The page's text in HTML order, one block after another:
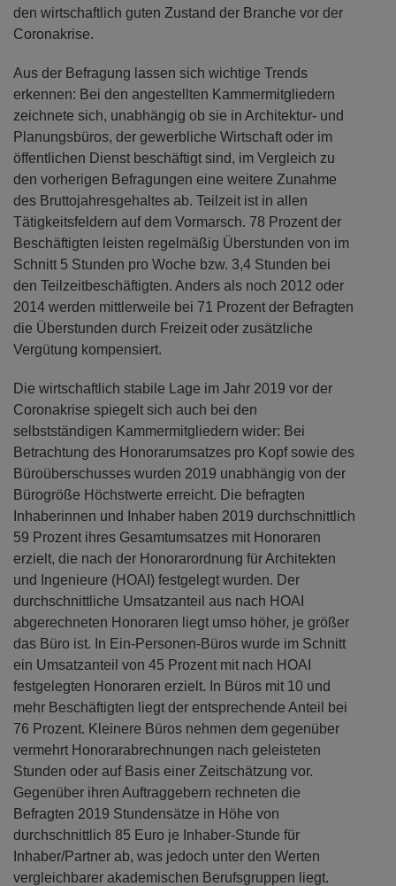
den wirtschaftlich guten Zustand der Branche vor der
Coronakrise.
Aus der Befragung lassen sich wichtige Trends
erkennen: Bei den angestellten Kammermitgliedern
zeichnete sich, unabhängig ob sie in Architektur- und
Planungsbüros, der gewerbliche Wirtschaft oder im
öffentlichen Dienst beschäftigt sind, im Vergleich zu
den vorherigen Befragungen eine weitere Zunahme
des Bruttojahresgehaltes ab. Teilzeit ist in allen
Tätigkeitsfeldern auf dem Vormarsch. 78 Prozent der
Beschäftigten leisten regelmäßig Überstunden von im
Schnitt 5 Stunden pro Woche bzw. 3,4 Stunden bei
den Teilzeitbeschäftigten. Anders als noch 2012 oder
2014 werden mittlerweile bei 71 Prozent der Befragten
die Überstunden durch Freizeit oder zusätzliche
Vergütung kompensiert.
Die wirtschaftlich stabile Lage im Jahr 2019 vor der
Coronakrise spiegelt sich auch bei den
selbstständigen Kammermitgliedern wider: Bei
Betrachtung des Honorarumsatzes pro Kopf sowie des
Büroüberschusses wurden 2019 unabhängig von der
Bürogröße Höchstwerte erreicht. Die befragten
Inhaberinnen und Inhaber haben 2019 durchschnittlich
59 Prozent ihres Gesamtumsatzes mit Honoraren
erzielt, die nach der Honorarordnung für Architekten
und Ingenieure (HOAI) festgelegt wurden. Der
durchschnittliche Umsatzanteil aus nach HOAI
abgerechneten Honoraren liegt umso höher, je größer
das Büro ist. In Ein-Personen-Büros wurde im Schnitt
ein Umsatzanteil von 45 Prozent mit nach HOAI
festgelegten Honoraren erzielt. In Büros mit 10 und
mehr Beschäftigten liegt der entsprechende Anteil bei
76 Prozent. Kleinere Büros nehmen dem gegenüber
vermehrt Honorarabrechnungen nach geleisteten
Stunden oder auf Basis einer Zeitschätzung vor.
Gegenüber ihren Auftraggebern rechneten die
Befragten 2019 Stundensätze in Höhe von
durchschnittlich 85 Euro je Inhaber-Stunde für
Inhaber/Partner ab, was jedoch unter den Werten
vergleichbarer akademischen Berufsgruppen liegt.